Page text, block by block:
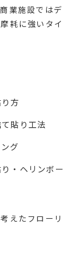
業施設ではデ
耗に強いタイ
方
貼り工法
グ
・ヘリンボー
えたフローリ